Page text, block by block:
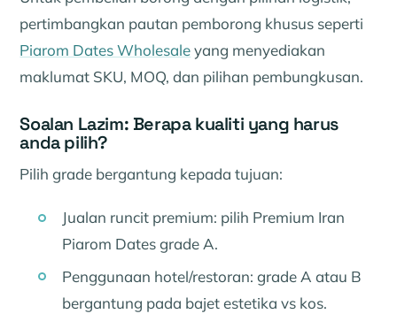
pertimbangkan pautan pemborong khusus seperti
Piarom Dates Wholesaleyang menyediakan
maklumat SKU, MOQ, dan pilihan pembungkusan.
Soalan Lazim: Berapa kualiti yang harus
anda pilih?
Pilih grade bergantung kepada tujuan:
Jualan runcit premium: pilih Premium Iran
Piarom Dates grade A.
Penggunaan hotel/restoran: grade A atau B
bergantung pada bajet estetika vs kos.